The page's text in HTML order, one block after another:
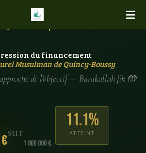
المسجد · بسم الله
du financement
Musulman de Quincy-Boussy
de l'objectif — Barakallah fik 🤲
sur
1 800 000 €
11.1%
ATTEINT